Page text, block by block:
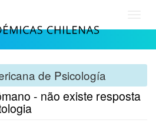
de Psicología
- não existe resposta